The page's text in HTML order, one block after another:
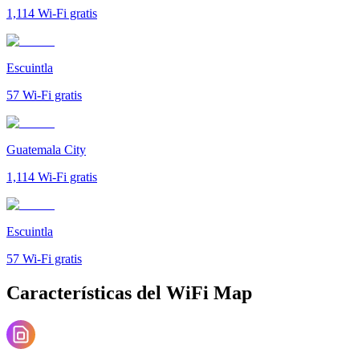
1,114 Wi-Fi gratis
Escuintla
57 Wi-Fi gratis
Guatemala City
1,114 Wi-Fi gratis
Escuintla
57 Wi-Fi gratis
Características del WiFi Map